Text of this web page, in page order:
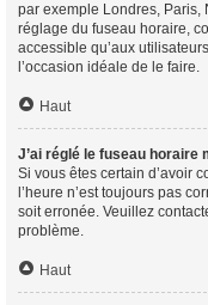
par exemple Londres, Paris,
réglage du fuseau horaire,
accessible qu’aux
l’occasion idéale de le faire.
Haut
J’ai réglé le fuseau horaire
Si vous êtes certain d’avoir
l’heure n’est toujours pas
soit erronée. Veuillez
problème.
Haut